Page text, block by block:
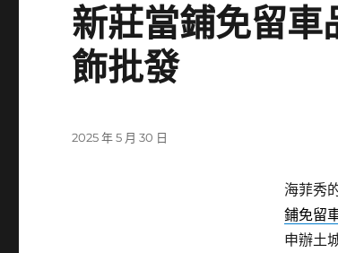
新莊當鋪免留車
飾批發
海菲秀
鋪免留
申辦土
發
2025 年 5 月 30 日